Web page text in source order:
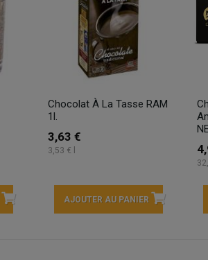
Chocolat À La Tasse RAM
1l.
3,63 €
3,53 € l
AJOUTER AU PANIER